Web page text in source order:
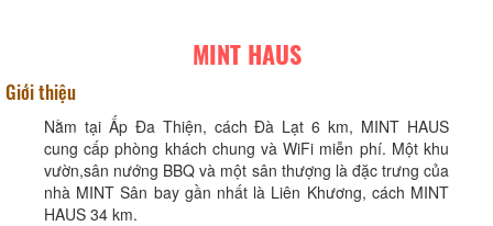
MINT HAUS
Giới thiệu
Nằm tại Ấp Ða Thiện, cách Đà Lạt 6 km, MINT HAUS
cung cấp phòng khách chung và WiFi miễn phí. Một khu
vườn,sân nướng BBQ và một sân thượng là đặc trưng của
nhà MINT Sân bay gần nhất là Liên Khương, cách MINT
HAUS 34 km.